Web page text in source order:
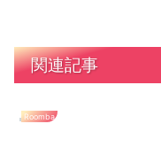
関連記事
Roomba